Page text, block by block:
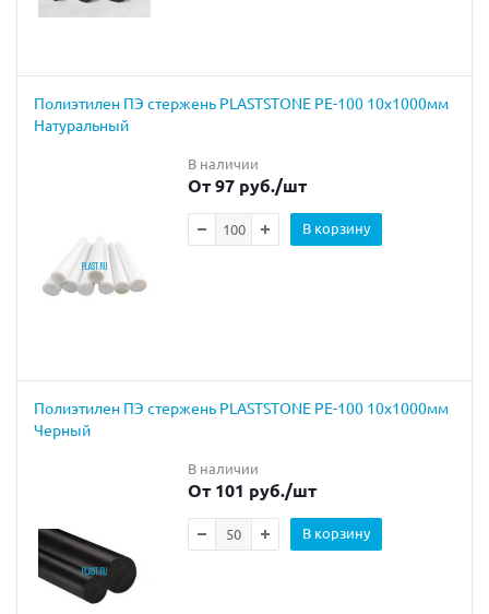
Полиэтилен ПЭ стержень PLASTSTONE PE-100 10х1000мм
Натуральный
В наличии
От 97 руб./шт
В корзину
Полиэтилен ПЭ стержень PLASTSTONE PE-100 10х1000мм
Черный
В наличии
От 101 руб./шт
В корзину